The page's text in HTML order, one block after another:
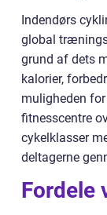
Indendørs
global
grund af dets
kalorier,
muligheden
fitnesscentre
cykelklasser
deltagerne
Fordele